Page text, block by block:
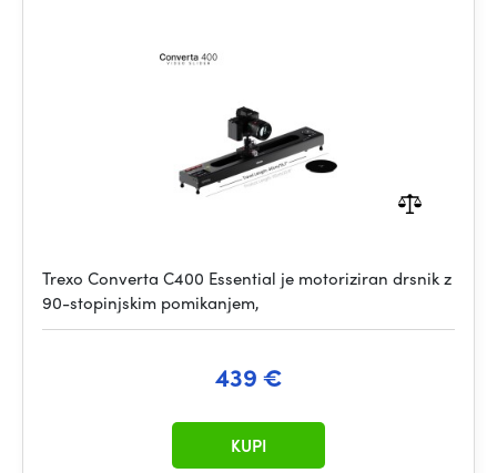
Trexo Converta C400 Essential je motoriziran drsnik z
90-stopinjskim pomikanjem,
439 €
KUPI